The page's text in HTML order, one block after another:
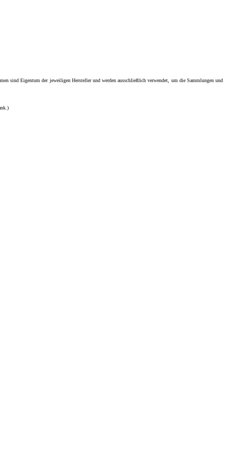
sind Eigentum der jeweiligen Hersteller und werden ausschließlich verwendet, um die Sammlungen und